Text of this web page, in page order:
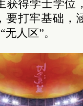
获得学士学位
要打牢基础，
人区”。